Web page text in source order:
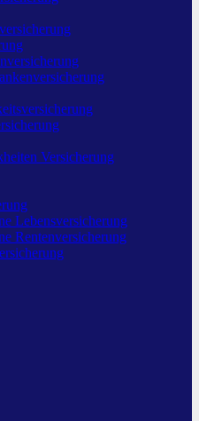
Versicherung
Lebensversicherung
Rentenversicherung